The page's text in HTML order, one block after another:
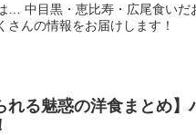
… 中目黒・恵比寿・広尾食いだ
さんの情報をお届けします！
れる魅惑の洋食まとめ